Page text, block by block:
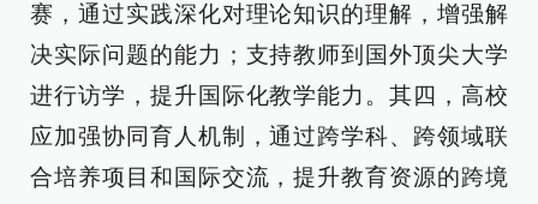
赛，通过实践深化对理论知识的理解，增强解
决实际问题的能力；支持教师到国外顶尖大学
进行访学，提升国际化教学能力。其四，高校
应加强协同育人机制，通过跨学科、跨领域联
合培养项目和国际交流，提升教育资源的跨境